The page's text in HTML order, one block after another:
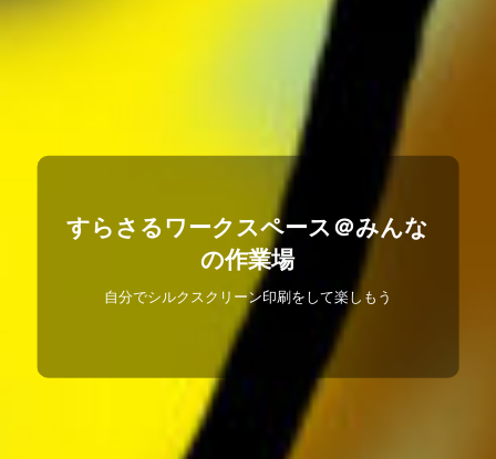
すらさるワークスペース＠みんな
の作業場
自分でシルクスクリーン印刷をして楽しもう